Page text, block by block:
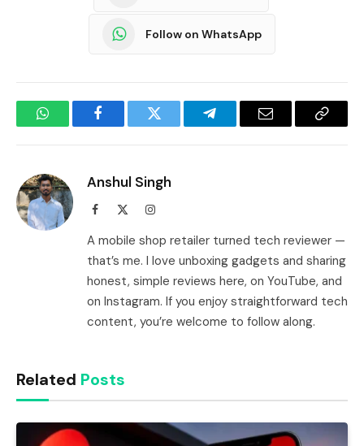
Follow on WhatsApp
WhatsAppFacebookTwitter TelegramEmail
Copy
Anshul Singh
Facebook Instagram
A mobile shop retailer turned tech reviewer —
that’s me. I love unboxing gadgets and sharing
honest, simple reviews here, on YouTube, and
on Instagram. If you enjoy straightforward tech
content, you’re welcome to follow along.
Related Posts